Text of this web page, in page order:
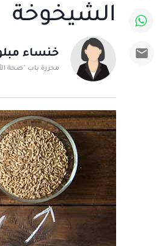
الشيخوخة
خنساء
محررة باب "صحة